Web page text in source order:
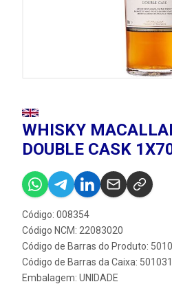
WHISKY
DOUBLE CASK
Código: 008354
Código NCM: 22083020
Código de Barras do Produto:
Código de Barras da Caixa:
Embalagem: UNIDADE